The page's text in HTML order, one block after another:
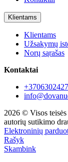
Klientams
Klientams
Užsakymų
Norų sąrašas
Kontaktai
2026 © Visos
autorių sutikimo
Elektroninių
Rašyk
Skambink